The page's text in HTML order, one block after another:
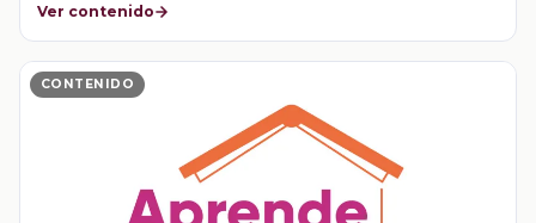
Ver contenido
CONTENIDO